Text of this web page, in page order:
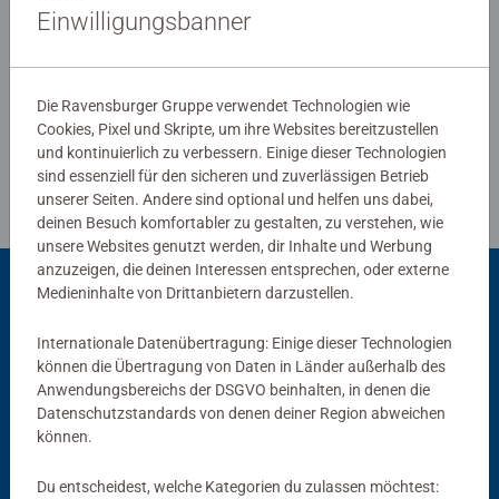
Ravensburg hergestellt werden. Jahrzehntelange
Erfahrung in der Puzzleproduktion, den hohen
Qualitätsanspruch an Material, Motiv und Design lassen
die Herzen der Puzzler höherschlagen und erleben, wie
eins zum andern passt. Das ist die Ravensburger
Leidenschaft für Qualität.
Verfasse eine Bewertung
Richtlinien für Bewertungen
Passend dazu
Einwilligungsbanner
Die Ravensburger Gruppe verwendet Technologien wie
Cookies, Pixel und Skripte, um ihre Websites bereitzustellen
und kontinuierlich zu verbessern. Einige dieser Technologien
sind essenziell für den sicheren und zuverlässigen Betrieb
unserer Seiten. Andere sind optional und helfen uns dabei,
deinen Besuch komfortabler zu gestalten, zu verstehen, wie
unsere Websites genutzt werden, dir Inhalte und Werbung
anzuzeigen, die deinen Interessen entsprechen, oder externe
Medieninhalte von Drittanbietern darzustellen.
Internationale Datenübertragung: Einige dieser Technologien
können die Übertragung von Daten in Länder außerhalb des
Anwendungsbereichs der DSGVO beinhalten, in denen die
Datenschutzstandards von denen deiner Region abweichen
können.
Du entscheidest, welche Kategorien du zulassen möchtest: